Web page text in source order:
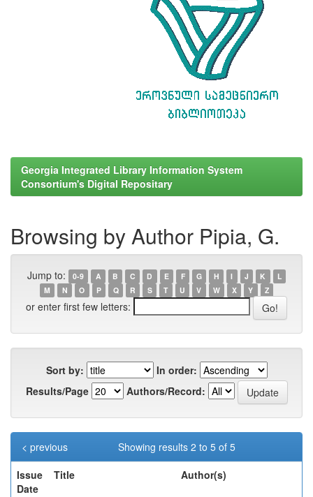
Georgia Integrated Library Information System
Consortium's Digital Repositary
Browsing by Author Pipia, G.
Jump to: 0-9 A B C D E F G H I J K
L
M
N O P Q R S T U V W X Y Z
or enter first few letters:
Sort by:
In order:
Results/Page
Authors/Record:
Showing results 2 to 5 of 5
< previous
Issue
Date
Title Author(s)